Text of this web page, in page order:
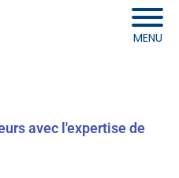
MENU
avec l'expertise de